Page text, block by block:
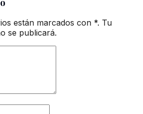
están marcados con *. Tu
se publicará.